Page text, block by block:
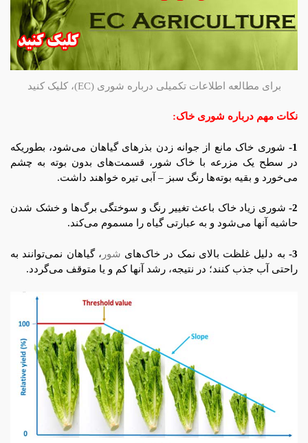
برای مطالعه اطلاعات تکمیلی درباره شوری (EC)، کلیک کنید
نکات مهم دربارە شوری خاک:
1-
شوری خاک مانع از جوانه زدن بذرهای گیاهان می‌شود، بطوریکه
در سطح یک مزرعه با خاک شور، قسمت‌های بدون بوته به چشم
می‌خورد و بقیه بوته‌ها رنگ سبز – آبی تیره خواهند داشت.
2-
شوری زیاد خاک باعث تغییر رنگ و سوختگی برگ‌ها و خشک شدن
حاشیه آنها می‌شود و به عبارتی گیاه را مسموم می‌کند.
3- به دلیل غلظت بالای نمک در خاک‌های شور ، گیاهان نمی‌توانند به
راحتی آب جذب کنند؛ در نتیجه، رشد آنها کم و یا متوقف می‌گردد.